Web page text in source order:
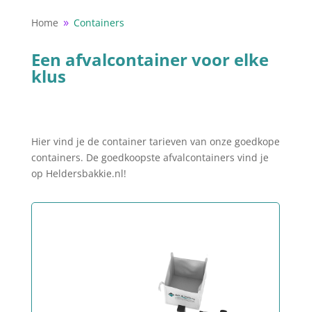
Home 9 Containers
Een afvalcontainer voor elke
klus
Hier vind je de container tarieven van onze goedkope
containers. De goedkoopste afvalcontainers vind je
op Heldersbakkie.nl!